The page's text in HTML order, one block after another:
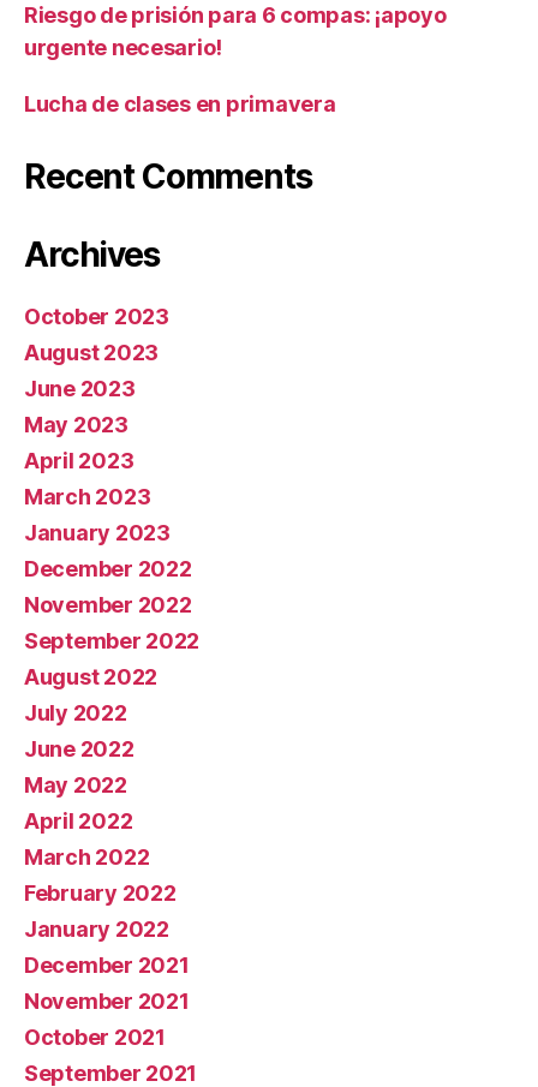
Riesgo de prisión para 6 compas: ¡apoyo
urgente necesario!
Lucha de clases en primavera
Recent Comments
Archives
October 2023
August 2023
June 2023
May 2023
April 2023
March 2023
January 2023
December 2022
November 2022
September 2022
August 2022
July 2022
June 2022
May 2022
April 2022
March 2022
February 2022
January 2022
December 2021
November 2021
October 2021
September 2021